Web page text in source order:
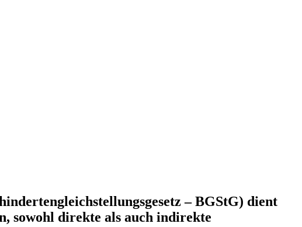
– BGStG) dient
sowohl direkte als auch indirekte